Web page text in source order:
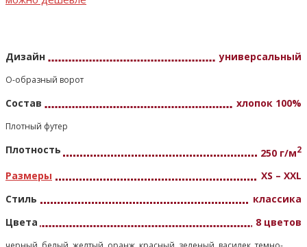
Дизайн универсальный
О-образный ворот
Состав хлопок 100%
Плотный футер
Плотность 250 г/м2
Размеры
XS – XXL
Стиль
классика
Цвета
8 цветов